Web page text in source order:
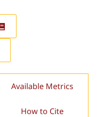
Available Metrics
How to Cite